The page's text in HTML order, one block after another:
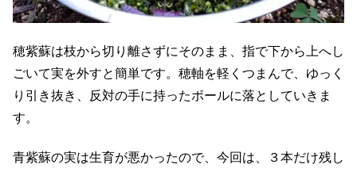
穂紫蘇は枝から切り離さずにそのまま、指で下から上へし
ごいて実を外すと簡単です。穂軸を軽くつまんで、ゆっく
り引き抜き、反対の手に持ったボールに落としていきま
す。
青紫蘇の実は生育が悪かったので、今回は、３本だけ残し